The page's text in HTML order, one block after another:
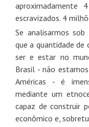
aproximadamente
escravizados. 4
Se analisarmos
que a quantidade de
ser e estar no
Brasil - não
Américas - é
mediante um
capaz de construir
econômico e,